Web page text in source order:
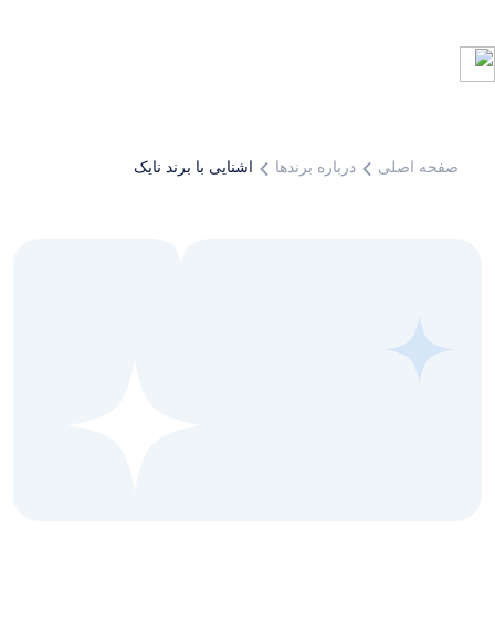
صفحه اصلی درباره برندها اشنایی با برند نایک